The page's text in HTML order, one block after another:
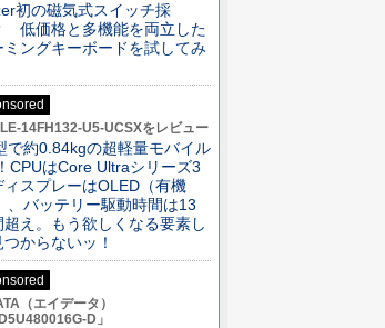
初の磁気式スイッチ採
低価格と多機能を両立した
ミングキーボードを試してみ
14FH132-U5-UCSXをレビュー
で約0.84kgの超軽量モバイル
CPUはCore Ultraシリーズ3
ィスプレーはOLED（有機
、バッテリー駆動時間は13
超え。もう欲しくなる要素し
からないッ！
（エイデータ）
D」